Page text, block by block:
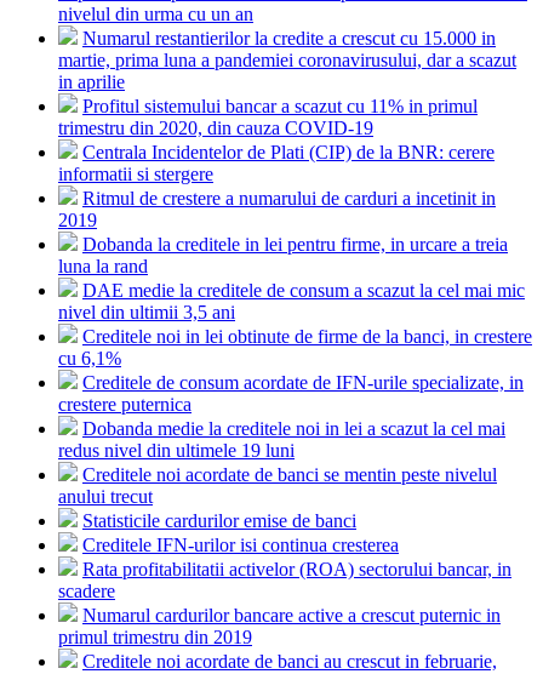
nivelul din urma cu un an
Numarul restantierilor la credite a crescut cu 15.000 in
martie, prima luna a pandemiei coronavirusului, dar a scazut
in aprilie
Profitul sistemului bancar a scazut cu 11% in primul
trimestru din 2020, din cauza COVID-19
Centrala Incidentelor de Plati (CIP) de la BNR: cerere
informatii si stergere
Ritmul de crestere a numarului de carduri a incetinit in
2019
Dobanda la creditele in lei pentru firme, in urcare a treia
luna la rand
DAE medie la creditele de consum a scazut la cel mai mic
nivel din ultimii 3,5 ani
Creditele noi in lei obtinute de firme de la banci, in crestere
cu 6,1%
Creditele de consum acordate de IFN-urile specializate, in
crestere puternica
Dobanda medie la creditele noi in lei a scazut la cel mai
redus nivel din ultimele 19 luni
Creditele noi acordate de banci se mentin peste nivelul
anului trecut
Statisticile cardurilor emise de banci
Creditele IFN-urilor isi continua cresterea
Rata profitabilitatii activelor (ROA) sectorului bancar, in
scadere
Numarul cardurilor bancare active a crescut puternic in
primul trimestru din 2019
Creditele noi acordate de banci au crescut in februarie,